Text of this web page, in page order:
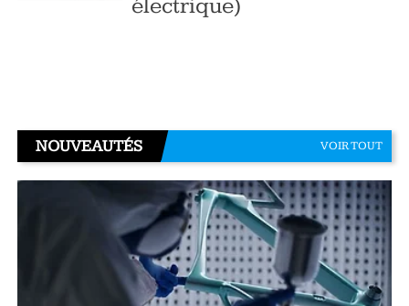
électrique)
NOUVEAUTÉS VOIR TOUT